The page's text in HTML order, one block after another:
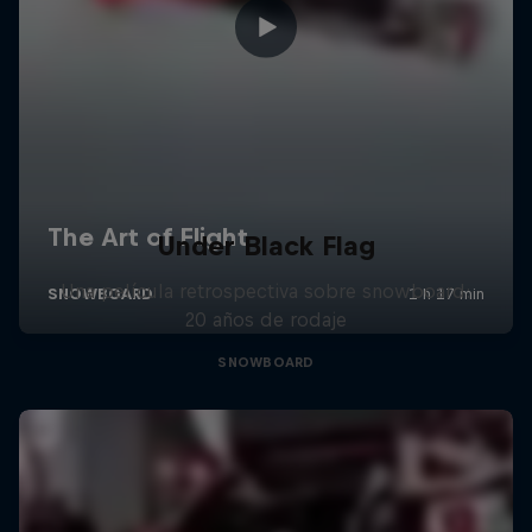
Under Black Flag
Una película retrospectiva sobre snowboard:
20 años de rodaje
SNOWBOARD